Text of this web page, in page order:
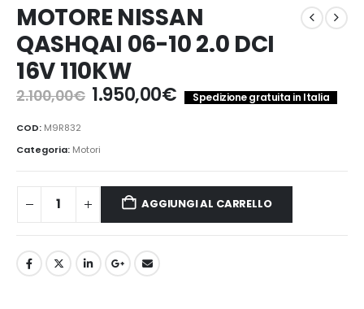
MOTORE NISSAN
QASHQAI 06-10 2.0 DCI
16V 110KW
2.100,00€ Il
prezzo
era:
2.100,00€.
1.950,00€Il
prezzo
1.950,00€.
Spedizione gratuita in Italia
COD: M9R832
Categoria: Motori
AGGIUNGI AL CARRELLO